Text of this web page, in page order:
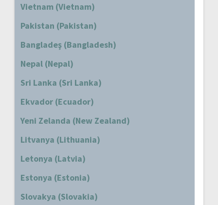
Vietnam (Vietnam)
Pakistan (Pakistan)
Bangladeş (Bangladesh)
Nepal (Nepal)
Sri Lanka (Sri Lanka)
Ekvador (Ecuador)
Yeni Zelanda (New Zealand)
Litvanya (Lithuania)
Letonya (Latvia)
Estonya (Estonia)
Slovakya (Slovakia)